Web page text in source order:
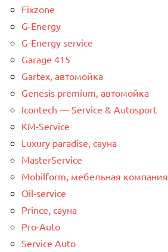
Fixzone
G-Energy
G-Energy service
Garage 415
Gartex, автомойка
Genesis premium, автомойка
Icontech — Service & Autosport
KM-Service
Luxury paradise, сауна
MasterService
Mobilform, мебельная компания
Oil-service
Prince, сауна
Pro-Auto
Service Auto